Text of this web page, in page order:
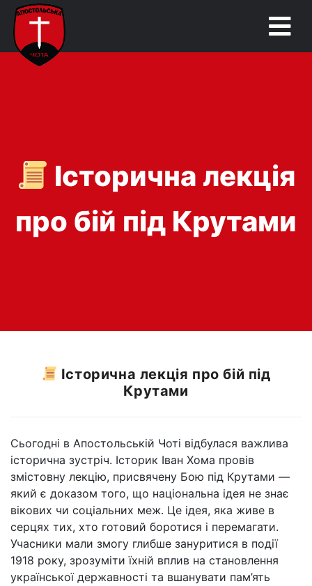
Історична лекція
про бій під Крутами
Історична лекція про бій під
Крутами
Сьогодні в Апостольській Чоті відбулася важлива
історична зустріч. Історик Іван Хома провів
змістовну лекцію, присвячену Бою під Крутами —
який є доказом того, що національна ідея не знає
вікових чи соціальних меж. Це ідея, яка живе в
серцях тих, хто готовий боротися і перемагати.
Учасники мали змогу глибше зануритися в події
1918 року, зрозуміти їхній вплив на становлення
української державності та вшанувати пам’ять